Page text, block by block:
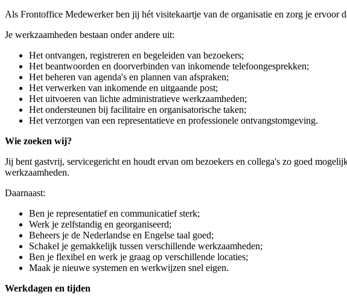
Als Frontoffice Medewerker ben jij hét visitekaartje van de organisatie en zorg je ervoor
Je werkzaamheden bestaan onder andere uit:
Het ontvangen, registreren en begeleiden van bezoekers;
Het beantwoorden en doorverbinden van inkomende telefoongesprekken;
Het beheren van agenda's en plannen van afspraken;
Het verwerken van inkomende en uitgaande post;
Het uitvoeren van lichte administratieve werkzaamheden;
Het ondersteunen bij facilitaire en organisatorische taken;
Het verzorgen van een representatieve en professionele ontvangstomgeving.
Wie zoeken wij?
Jij bent gastvrij, servicegericht en houdt ervan om bezoekers en collega's zo goed
werkzaamheden.
Daarnaast:
Ben je representatief en communicatief sterk;
Werk je zelfstandig en georganiseerd;
Beheers je de Nederlandse en Engelse taal goed;
Schakel je gemakkelijk tussen verschillende werkzaamheden;
Ben je flexibel en werk je graag op verschillende locaties;
Maak je nieuwe systemen en werkwijzen snel eigen.
Werkdagen en tijden